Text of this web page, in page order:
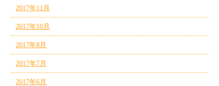
2017年11月
2017年10月
2017年8月
2017年7月
2017年6月